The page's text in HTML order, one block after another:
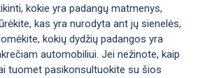
kokie yra padangų matmenys,
kas yra nurodyta ant jų sienelės,
kokių dydžių padangos yra
automobiliui. Jei nežinote, kaip
tuomet pasikonsultuokite su šios